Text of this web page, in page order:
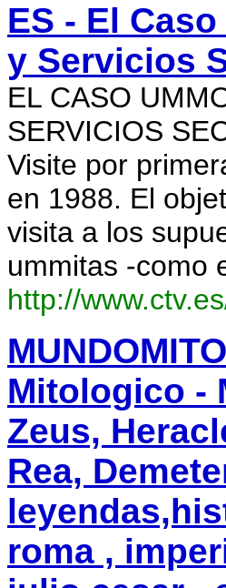
ES - El
y Servicios
EL CASO
SERVICIOS
Visite por
en 1988. El
visita a los
ummitas -como
http://
Mitologico -
Zeus,
Rea,
roma ,